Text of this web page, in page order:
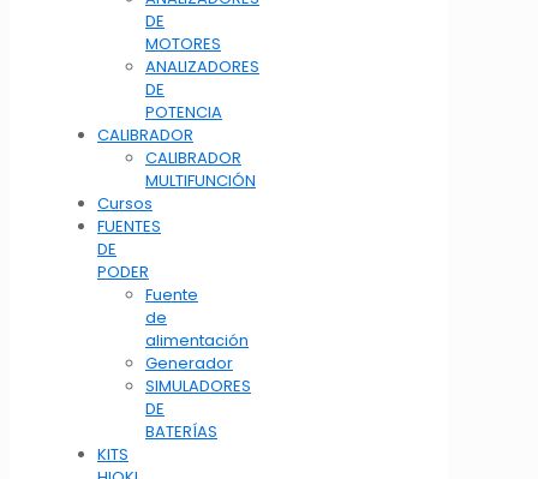
DE
MOTORES
ANALIZADORES
DE
POTENCIA
CALIBRADOR
CALIBRADOR
MULTIFUNCIÓN
Cursos
FUENTES
DE
PODER
Fuente
de
alimentación
Generador
SIMULADORES
DE
BATERÍAS
KITS